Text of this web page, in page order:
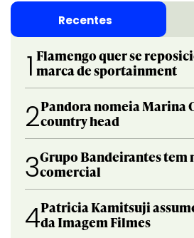
Recentes
1 Flamengo quer se
marca de sportainment
2Pandora nomeia Marina
country head
3Grupo Bandeirantes tem
comercial
4Patricia Kamitsuji
da Imagem Filmes